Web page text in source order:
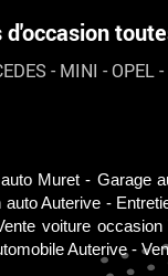
d'occasion
- MINI - OPEL -
Muret Garage
auto Auterive
voiture occasion
Auterive